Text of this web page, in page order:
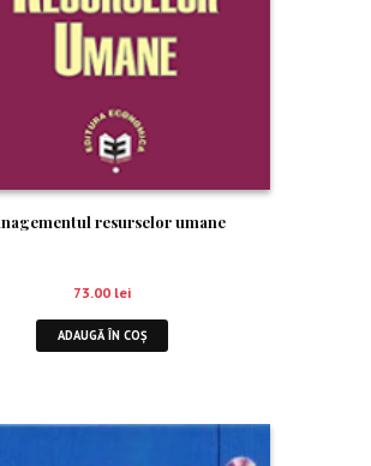
resurselor umane
73.00 lei
ADAUGĂ ÎN COȘ